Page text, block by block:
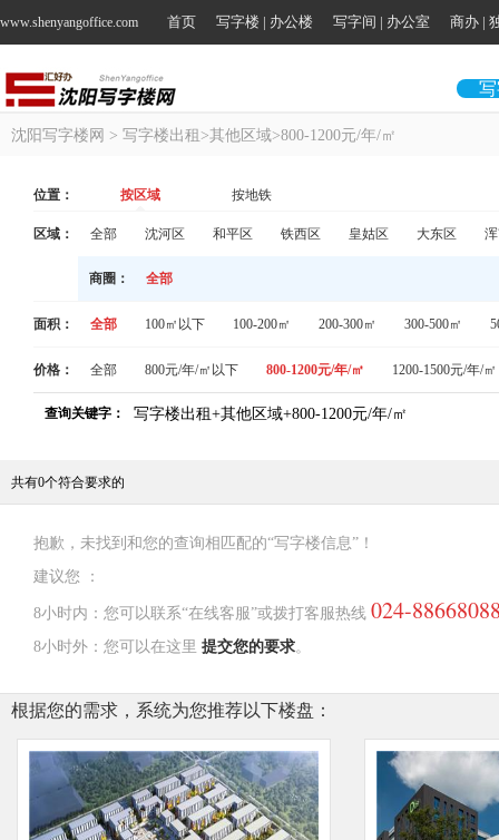
www.shenyangoffice.com 首页 写字楼 | 办公楼 写字间 | 办公室 商办 |
沈阳写字楼网 > 写字楼出租>其他区域>800-1200元/年/㎡
位置： 按区域 按地铁
区域： 全部 沈河区 和平区 铁西区 皇姑区 大东区
商圈： 全部
面积： 全部 100㎡以下 100-200㎡ 200-300㎡ 300-500㎡
价格： 全部 800元/年/㎡以下 800-1200元/年/㎡ 1200-1500元/年/㎡
查询关键字： 写字楼出租+其他区域+800-1200元/年/㎡
共有0个符合要求的
抱歉，未找到和您的查询相匹配的“写字楼信息”！
建议您 ：
8小时内：您可以联系“在线客服”或拨打客服热线 024-
8小时外：您可以在这里 提交您的要求。
根据您的需求，系统为您推荐以下楼盘：